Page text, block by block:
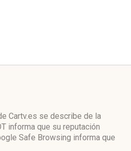
Cartv.es se describe de la
informa que su reputación
Safe Browsing informa que